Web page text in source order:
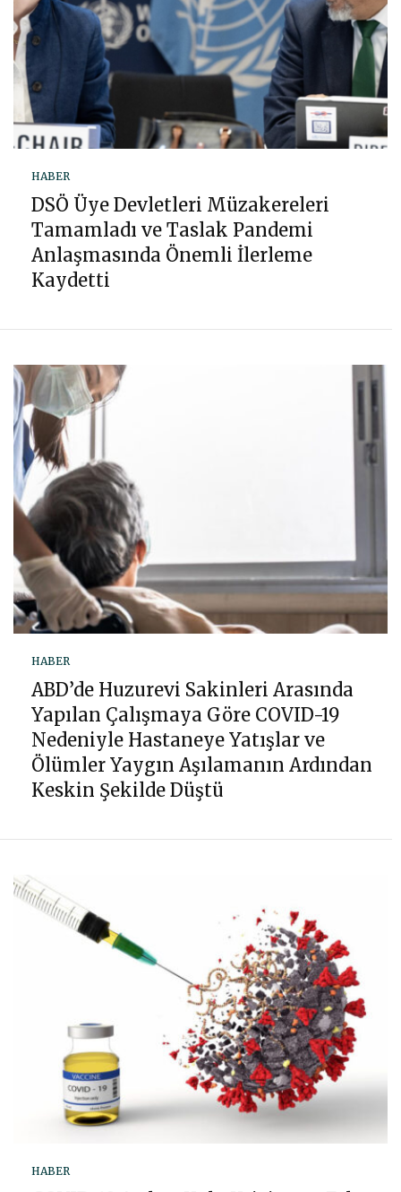
HABER
DSÖ Üye Devletleri Müzakereleri
Tamamladı ve Taslak Pandemi
Anlaşmasında Önemli İlerleme
Kaydetti
HABER
ABD’de Huzurevi Sakinleri Arasında
Yapılan Çalışmaya Göre COVID-19
Nedeniyle Hastaneye Yatışlar ve
Ölümler Yaygın Aşılamanın Ardından
Keskin Şekilde Düştü
HABER